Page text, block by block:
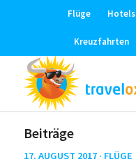
Flüge Hotels
Kreuzfahrten
Beiträge
17. AUGUST 2017 · FLÜGE